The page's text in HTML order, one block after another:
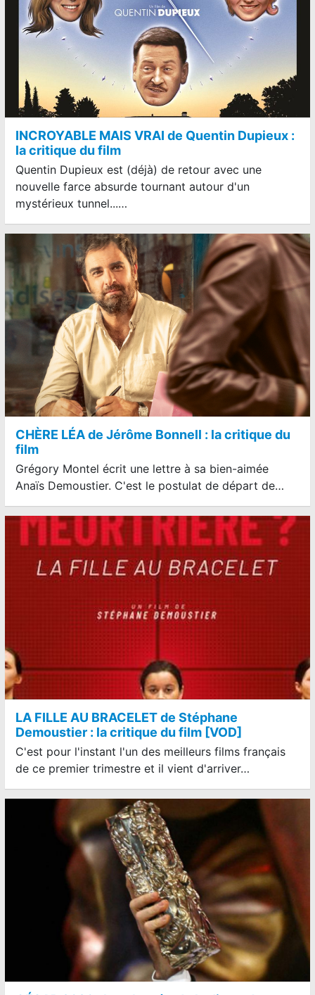
INCROYABLE MAIS VRAI de Quentin Dupieux :
la critique du film
Quentin Dupieux est (déjà) de retour avec une
nouvelle farce absurde tournant autour d'un
mystérieux tunnel...…
CHÈRE LÉA de Jérôme Bonnell : la critique du
film
Grégory Montel écrit une lettre à sa bien-aimée
Anaïs Demoustier. C'est le postulat de départ de…
LA FILLE AU BRACELET de Stéphane
Demoustier : la critique du film [VOD]
C'est pour l'instant l'un des meilleurs films français
de ce premier trimestre et il vient d'arriver…